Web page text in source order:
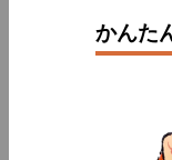
かんた